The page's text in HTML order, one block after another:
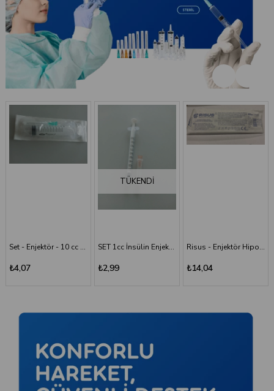
₺2,99
Risus - Enjektör Hipodermik İğneli Şırınga 50 ML - 3 Parça - 21G (0.80x38 mm)
₺14,04 ₺2,99